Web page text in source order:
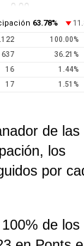
0,09
63.78%
100.00%
637 36.21 %
16 1.44%
17 1.51 %
de las
los
por
de los